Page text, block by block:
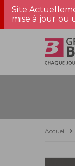
Site
mise à jour ou
Accueil